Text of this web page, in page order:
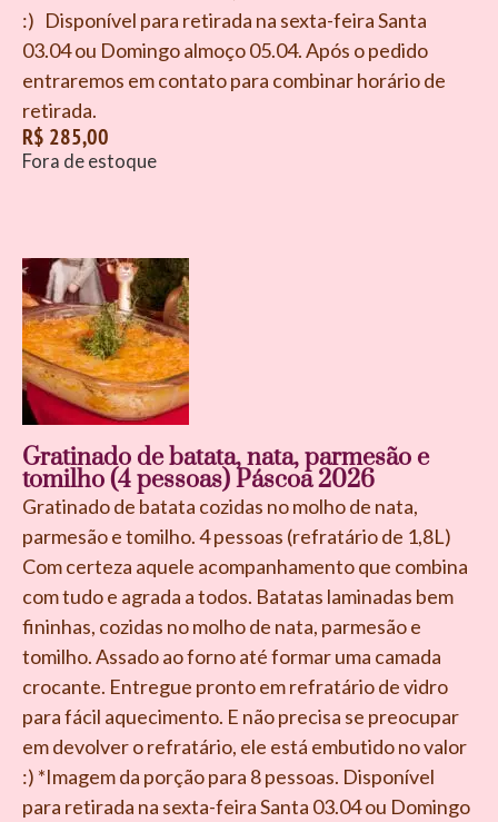
:) Disponível para retirada na sexta-feira Santa
03.04 ou Domingo almoço 05.04. Após o pedido
entraremos em contato para combinar horário de
retirada.
R$ 285,00
Fora de estoque
Gratinado de batata, nata, parmesão e
tomilho (4 pessoas) Páscoa 2026
Gratinado de batata cozidas no molho de nata,
parmesão e tomilho. 4 pessoas (refratário de 1,8L)
Com certeza aquele acompanhamento que combina
com tudo e agrada a todos. Batatas laminadas bem
fininhas, cozidas no molho de nata, parmesão e
tomilho. Assado ao forno até formar uma camada
crocante. Entregue pronto em refratário de vidro
para fácil aquecimento. E não precisa se preocupar
em devolver o refratário, ele está embutido no valor
:) *Imagem da porção para 8 pessoas. Disponível
para retirada na sexta-feira Santa 03.04 ou Domingo